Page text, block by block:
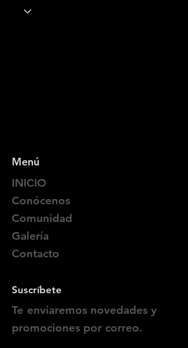
Menú
INICIO
Conócenos
Comunidad
Galería
Contacto
Suscríbete
Te enviaremos novedades y
promociones por correo.